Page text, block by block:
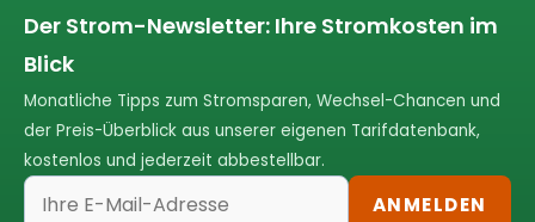
Der Strom-Newsletter: Ihre Stromkosten im
Blick
Monatliche Tipps zum Stromsparen, Wechsel-Chancen und
der Preis-Überblick aus unserer eigenen Tarifdatenbank,
kostenlos und jederzeit abbestellbar.
ANMELDEN